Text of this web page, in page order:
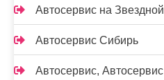
Автосервис на Звездной
Автосервис Сибирь
Автосервис, Автосервис